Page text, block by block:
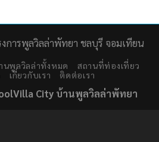
การพูลวิลล่าพัทยา ชลบุรี จอมเทียน
นพูลวิลล่าทั้งหมด
สถานที่ท่องเที่ยว
เกี่ยวกับเรา ติดต่อเรา
City บ้านพูลวิลล่าพัทยา